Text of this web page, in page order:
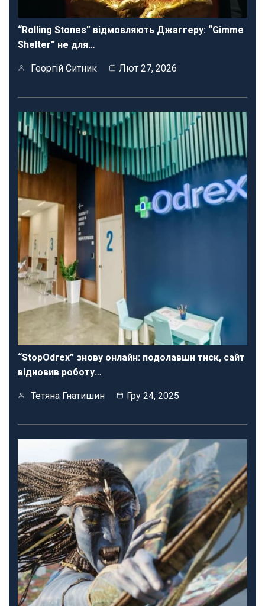
“Rolling Stones” відмовляють Джаггеру: “Gimme
Shelter” не для…
Георгій Ситник Лют 27, 2026
“StopOdrex” знову онлайн: подолавши тиск, сайт
відновив роботу…
Тетяна Гнатишин Гру 24, 2025